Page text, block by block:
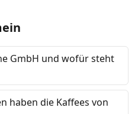
GmbH und wofür steht
haben die Kaffees von